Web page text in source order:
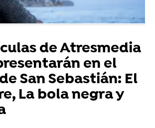
de Atresmedia
en el
San Sebastián: El
La bola negra y